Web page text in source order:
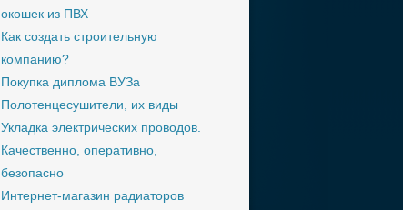
окошек из ПВХ
Как создать строительную
компанию?
Покупка диплома ВУЗа
Полотенцесушители, их виды
Укладка электрических проводов.
Качественно, оперативно,
безопасно
Интернет-магазин радиаторов